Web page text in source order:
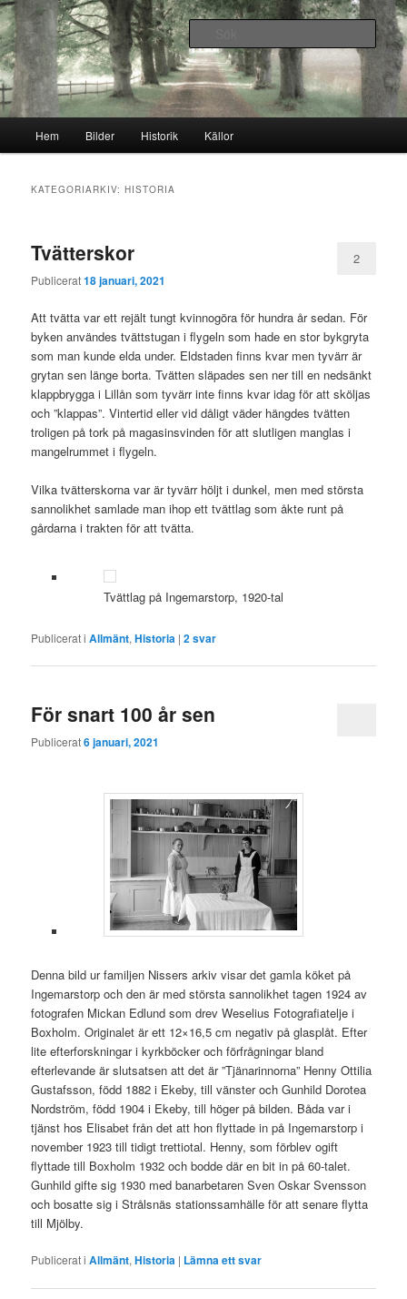
Hoppa
till
primärt
innehåll
Hoppa
till
sekundärt
innehållIngemarstorp
Historia, Släkter och Bilder
Sök
Hem Bilder Historik Källor
KATEGORIARKIV:HISTORIA
Tvätterskor
Publicerat18 januari, 2021
2
Att tvätta var ett rejält tungt kvinnogöra för hundra år sedan. För
byken användes tvättstugan i flygeln som hade en stor bykgryta
som man kunde elda under. Eldstaden finns kvar men tyvärr är
grytan sen länge borta. Tvätten släpades sen ner till en nedsänkt
klappbrygga i Lillån som tyvärr inte finns kvar idag för att sköljas
och ”klappas”. Vintertid eller vid dåligt väder hängdes tvätten
troligen på tork på magasinsvinden för att slutligen manglas i
mangelrummet i flygeln.
Vilka tvätterskorna var är tyvärr höljt i dunkel, men med största
sannolikhet samlade man ihop ett tvättlag som åkte runt på
gårdarna i trakten för att tvätta.
Tvättlag på Ingemarstorp, 1920-tal
Publicerat i Allmänt,Historia |2svar
För snart 100 år sen
Publicerat6 januari, 2021
Denna bild ur familjen Nissers arkiv visar det gamla köket på
Ingemarstorp och den är med största sannolikhet tagen 1924 av
fotografen Mickan Edlund som drev Weselius Fotografiatelje i
Boxholm. Originalet är ett 12×16,5 cm negativ på glasplåt. Efter
lite efterforskningar i kyrkböcker och förfrågningar bland
efterlevande är slutsatsen att det är ”Tjänarinnorna” Henny Ottilia
Gustafsson, född 1882 i Ekeby, till vänster och Gunhild Dorotea
Nordström, född 1904 i Ekeby, till höger på bilden. Båda var i
tjänst hos Elisabet från det att hon flyttade in på Ingemarstorp i
november 1923 till tidigt trettiotal. Henny, som förblev ogift
flyttade till Boxholm 1932 och bodde där en bit in på 60-talet.
Gunhild gifte sig 1930 med banarbetaren Sven Oskar Svensson
och bosatte sig i Strålsnäs stationssamhälle för att senare flytta
till Mjölby.
Publicerat i Allmänt,Historia | Lämna ett svar